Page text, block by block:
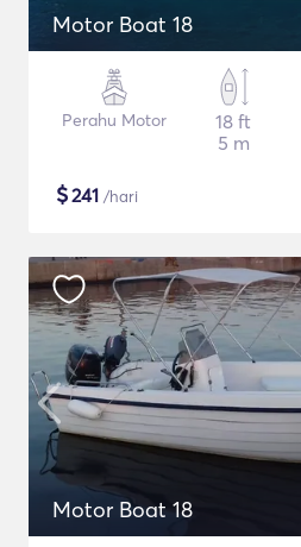
Motor Boat 18
Perahu Motor
18 ft
5 m
$241 /hari
Motor Boat 18